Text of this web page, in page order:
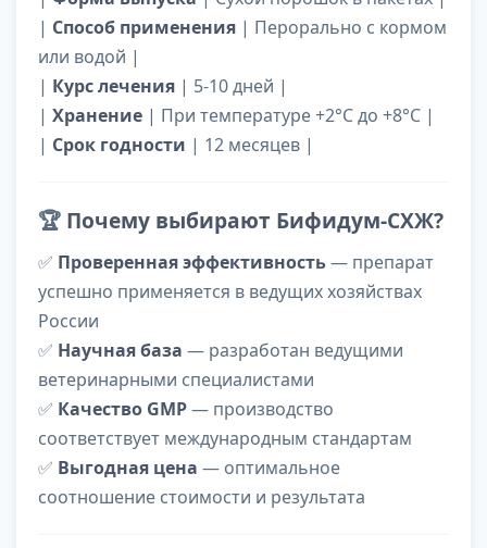
| Способ применения | Перорально с кормом
или водой |
| Курс лечения | 5-10 дней |
| Хранение | При температуре +2°С до +8°С |
| Срок годности | 12 месяцев |
🏆 Почему выбирают Бифидум-СХЖ?
✅ Проверенная эффективность— препарат
успешно применяется в ведущих хозяйствах
России
✅ Научная база — разработан ведущими
ветеринарными специалистами
✅ Качество GMP— производство
соответствует международным стандартам
✅ Выгодная цена — оптимальное
соотношение стоимости и результата